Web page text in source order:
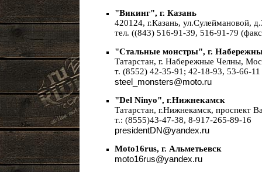
"Викинг", г. Казань
420124, г.Казань, ул.Сулеймановой,
тел. ((843) 516-91-39, 516-91-79
"Стальные монстры", г.
Татарстан, г. Набережные Челны,
т. (8552) 42-35-91; 42-18-93, 53-66-11
steel_monsters@moto.ru
"Del Ninyo", г.Нижнекамск
Татарстан, г.Нижнекамск, проспект
т.: (8555)43-47-38, 8-917-265-89-16
presidentDN@yandex.ru
Moto16rus, г. Альметьевск
moto16rus@yandex.ru